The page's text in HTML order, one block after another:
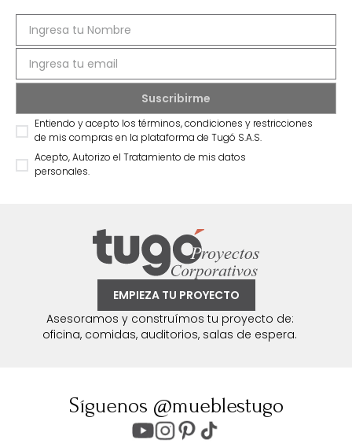
Entiendo y acepto los términos, condiciones y restricciones
de mis compras en la plataforma de Tugó S.A.S.
Acepto, Autorizo el Tratamiento de mis datos
personales.
EMPIEZA TU PROYECTO
Asesoramos y construímos tu proyecto de:
oficina, comidas, auditorios, salas de espera.
Síguenos @mueblestugo